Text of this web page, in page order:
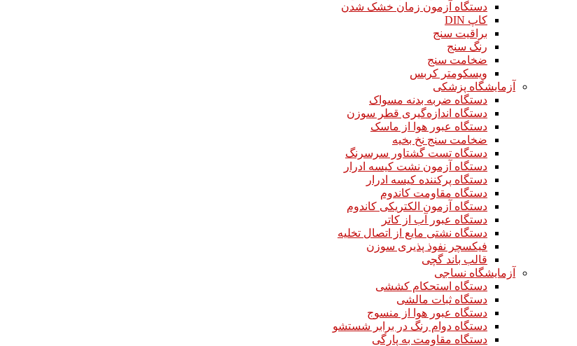
دستگاه آزمون زمان خشک شدن
کاپ DIN
براقیت سنج
رنگ سنج
ضخامت سنج
ویسکومتر کربس
آزمایشگاه پزشکی
دستگاه ضربه بدنه مسواک
دستگاه اندازه‌گیری قطر سوزن
دستگاه عبور هوا از ماسک
ضخامت سنج نخ بخیه
دستگاه تست گشتاور سرسرنگ
دستگاه آزمون نشت کیسه ادرار
دستگاه پرکننده کیسه ادرار
دستگاه مقاومت کاندوم
دستگاه آزمون الکتریکی کاندوم
دستگاه عبور آب از کاتر
دستگاه نشتی مایع از اتصال تخلیه
فیکسچر نفوذ پذیری سوزن
قالب باند گچی
آزمایشگاه نساجی
دستگاه استحکام کششی
دستگاه ثبات مالشی
دستگاه عبور هوا از منسوج
دستگاه دوام رنگ در برابر شستشو
دستگاه مقاومت به پارگی